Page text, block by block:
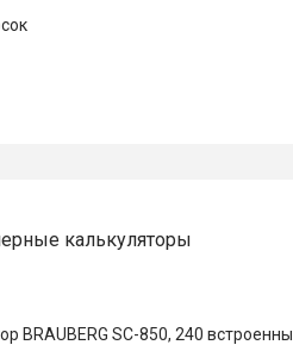
калькуляторы
BRAUBERG SC-850, 240